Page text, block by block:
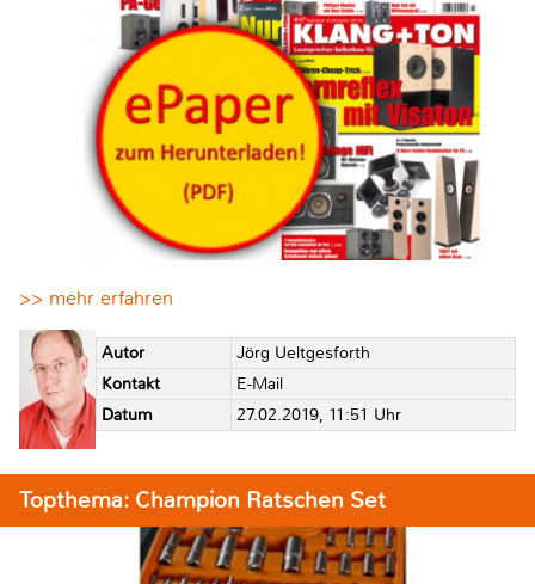
>> mehr erfahren
Autor
Jörg Ueltgesforth
Kontakt
E-Mail
Datum
27.02.2019, 11:51 Uhr
Topthema: Champion Ratschen Set